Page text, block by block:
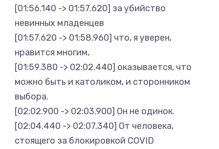
[01:56.140 -> 01:57.620] за убийство
невинных младенцев
[01:57.620 -> 01:58.960] что, я уверен,
нравится многим,
[01:59.380 -> 02:02.440] оказывается, что
можно быть и католиком, и сторонником
выбора.
[02:02.900 -> 02:03.900] Он не одинок.
[02:04.440 -> 02:07.340] От человека,
стоящего за блокировкой COVID